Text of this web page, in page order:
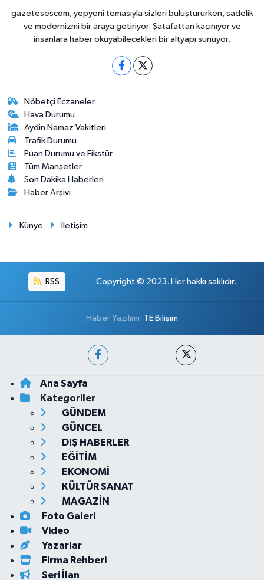
gazetesescom, yepyeni temasıyla sizleri buluştururken, sadelik
ve modernizmi bir araya getiriyor. Şatafattan kaçınıyor ve
insanlara haber okuyabilecekleri bir altyapı sunuyor.
Nöbetçi Eczaneler
Hava Durumu
Aydin Namaz Vakitleri
Trafik Durumu
Puan Durumu ve Fikstür
Tüm Manşetler
Son Dakika Haberleri
Haber Arşivi
Künye İletişim
RSS Copyright © 2023. Her hakkı saklıdır.
Haber Yazılımı: TE Bilişim
Ana Sayfa
Kategoriler
GÜNDEM
GÜNCEL
DIŞ HABERLER
EĞİTİM
EKONOMİ
KÜLTÜR SANAT
MAGAZİN
Foto Galeri
Video
Yazarlar
Firma Rehberi
Seri İlan